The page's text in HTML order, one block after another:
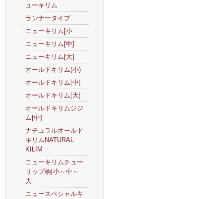
ューキリム
ランナータイプ
ニューキリム[小
ニューキリム[中]
ニューキリム[大]
オールドキリム(小)
オールドキリム[中]
オールドキリム[大]
オールドキリムジジ
ム[中]
ナチュラルオールド
キリムNATURAL
KILIM
ニューキリムチュー
リップ柄[小～中～
大
ニュースペシャルキ